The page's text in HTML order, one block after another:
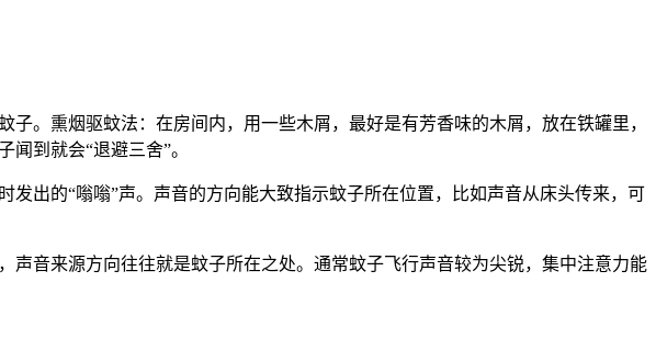
。熏烟驱蚊法：在房间内，用一些木屑，最好是有芳香味的木屑，放在铁罐里，
到就会“退避三舍”。
出的“嗡嗡”声。声音的方向能大致指示蚊子所在位置，比如声音从床头传来，可
音来源方向往往就是蚊子所在之处。通常蚊子飞行声音较为尖锐，集中注意力能